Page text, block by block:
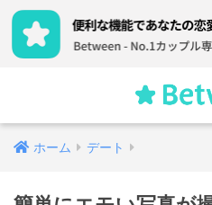
ホーム デート